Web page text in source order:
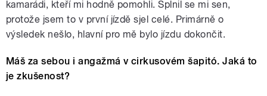
kamarádi, kteří mi hodně pomohli. Splnil se mi sen,
protože jsem to v první jízdě sjel celé. Primárně o
výsledek nešlo, hlavní pro mě bylo jízdu dokončit.
Máš za sebou i angažmá v cirkusovém šapitó. Jaká to
je zkušenost?